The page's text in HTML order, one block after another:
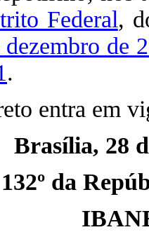
Federal,
de
.
entra em
Brasília, 28
132º da